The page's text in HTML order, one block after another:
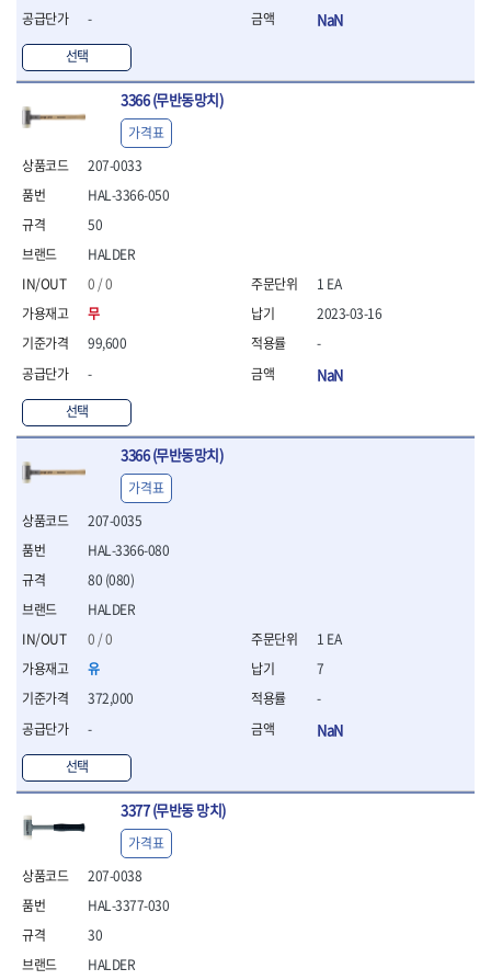
- 스피드렌치
- 모터렌치
- 함마스패너
절연.전설.방폭공구
- 절연옵셋렌치
- 절연연결대
- 절연드라이버
- 절연스패너
- 절연T렌치
- 절연별소켓
- 절연별비트소켓
- 절연육각비트소켓
- 절연렌치
- 절연토크렌치
- 절연콤비네이션렌치
- 절연링렌치
- 절연플라이어
- 절연전공칼
- 절연안전모
- 절연매트
- 방폭라쳇핸들
- 방폭콤비네이션렌치
- 방폭함마스패너
- 절연일자드라이버
- 절연별드라이버
- 절연드라이버세트
- 스트리퍼
- 라쳇케이블커터
- 자동스트리퍼
- 케이블스트리퍼
- 압착기
- 절연공구세트
- 절연비트홀다드라이버
- 방폭망치
- 절연L렌치
-
선택
NaN
3366 (무반동망치)
207-0033
HALDER
0 / 0
무
99,600
-
선택
HAL-3366-050
50
가격표
1 EA
2023-03-16
-
NaN
3366 (무반동망치)
207-0035
HALDER
0 / 0
유
372,000
-
선택
HAL-3366-080
80 (080)
가격표
1 EA
7
-
NaN
3377 (무반동 망치)
207-0038
HALDER
HAL-3377-030
30
가격표